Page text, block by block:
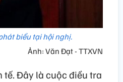
biểu tại hội nghị.
Ảnh: Văn Đạt - TTXVN
tế. Đây là cuộc điều tra